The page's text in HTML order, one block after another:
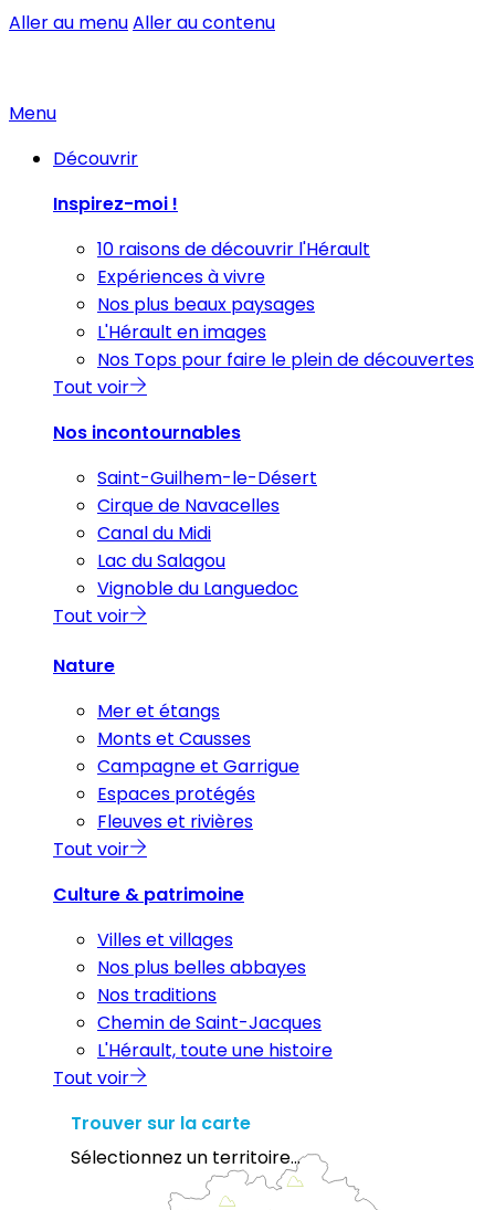
Aller au menuAller au contenu
Menu
Découvrir
Inspirez-moi !
10 raisons de découvrir l'Hérault
Expériences à vivre
Nos plus beaux paysages
L'Hérault en images
Nos Tops pour faire le plein de découvertes
Tout voir
Nos incontournables
Saint-Guilhem-le-Désert
Cirque de Navacelles
Canal du Midi
Lac du Salagou
Vignoble du Languedoc
Tout voir
Nature
Mer et étangs
Monts et Causses
Campagne et Garrigue
Espaces protégés
Fleuves et rivières
Tout voir
Culture & patrimoine
Villes et villages
Nos plus belles abbayes
Nos traditions
Chemin de Saint-Jacques
L'Hérault, toute une histoire
Tout voir
Trouver sur la carte
Sélectionnez un territoire...